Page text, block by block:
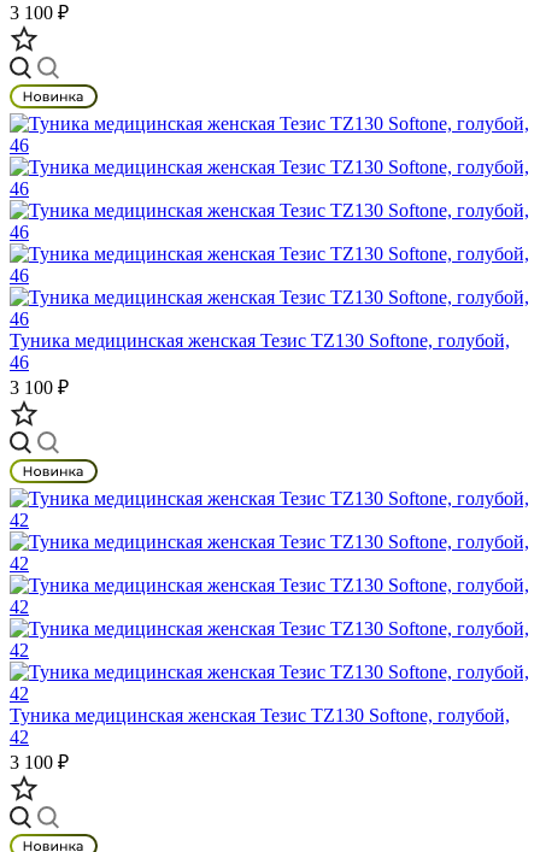
3 100 ₽
Туника медицинская женская Тезис TZ130 Softone, голубой,
46
3 100 ₽
Туника медицинская женская Тезис TZ130 Softone, голубой,
42
3 100 ₽